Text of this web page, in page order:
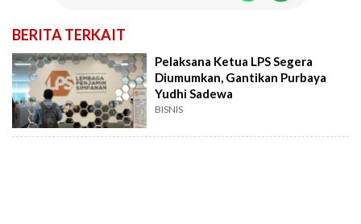
BERITA TERKAIT
Pelaksana Ketua LPS Segera
Diumumkan, Gantikan Purbaya
Yudhi Sadewa
BISNIS